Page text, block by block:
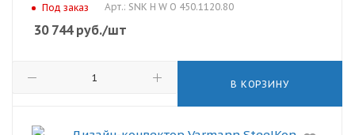
Под заказ Арт.: SNK H W O 450.1120.80
30 744руб./шт
В КОРЗИНУ